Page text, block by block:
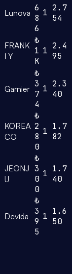
Lunova 6
8
6
1 2.7
54
FRANK
LY
₺
1
K
1 2.4
95
Garnier
₺
3
7
4
1 2.3
40
KOREA
CO
₺
2
8
0
1 1.7
82
JEONJ
U
₺
3
0
0
1 1.7
40
Devida
₺
3
9
5
1 1.6
50